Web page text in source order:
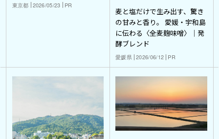
東京都 2026/05/23 PR
麦と塩だけで生み出す、驚き
の甘みと香り。 愛媛・宇和島
に伝わる〈全麦麹味噌〉｜発
酵ブレンド
愛媛県 2026/06/12 PR